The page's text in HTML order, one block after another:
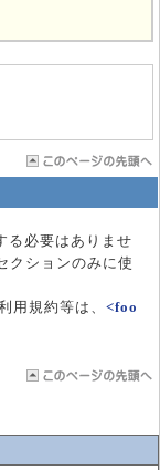
る必要はありませ
クションのみに使
用規約等は、<foo